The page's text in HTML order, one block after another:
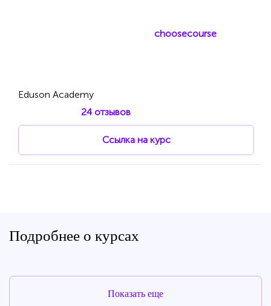
choosecourse
Eduson Academy
24 отзывов
Ссылка на курс
Подробнее о курсах
Показать еще